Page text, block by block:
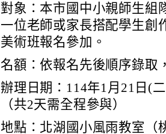
對象：本市國中小親師生組
一位老師或家長搭配學生創
美術班報名參加。
名額：依報名先後順序錄取
辦理日期：114年1月21日(
（共2天需全程參與）
地點：北湖國小風雨教室（